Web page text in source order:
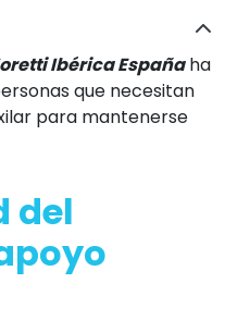
Ibérica Españaha
que necesitan
para mantenerse
del